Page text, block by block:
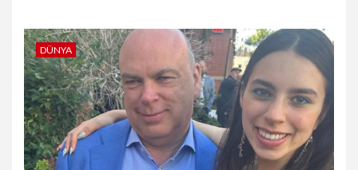
DÜNYA